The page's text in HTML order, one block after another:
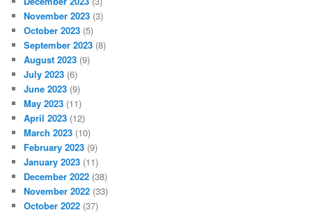
November 2023 (3)
October 2023 (5)
September 2023 (8)
August 2023 (9)
July 2023 (6)
June 2023 (9)
May 2023 (11)
April 2023 (12)
March 2023 (10)
February 2023 (9)
January 2023 (11)
December 2022 (38)
November 2022 (33)
October 2022 (37)